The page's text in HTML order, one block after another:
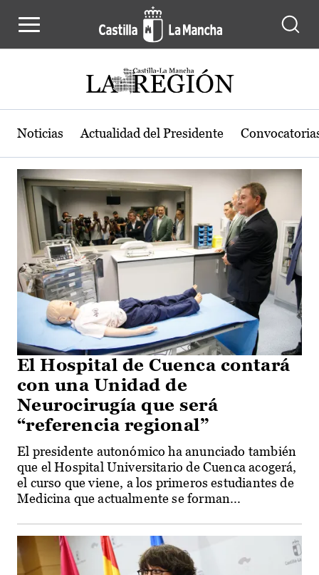
Actualidad de la región de Castilla-
Noticias Actualidad del Presidente
El Hospital de Cuenca contará
con una Unidad de
Neurocirugía que será
“referencia regional”
El presidente autonómico ha anunciado también
que el Hospital Universitario de Cuenca acogerá,
el curso que viene, a los primeros estudiantes de
Medicina que actualmente se forman...